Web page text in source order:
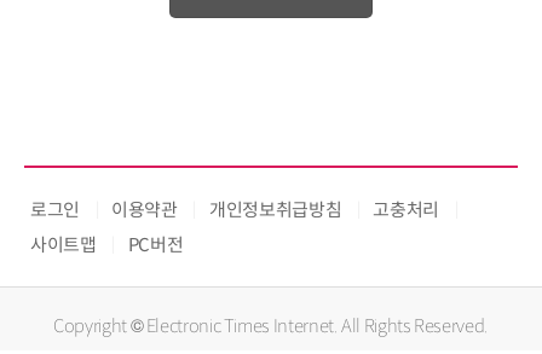
로그인 이용약관 개인정보취급방침
고충처리
사이트맵
PC버전
Copyright © Electronic Times Internet. All Rights Reserved.